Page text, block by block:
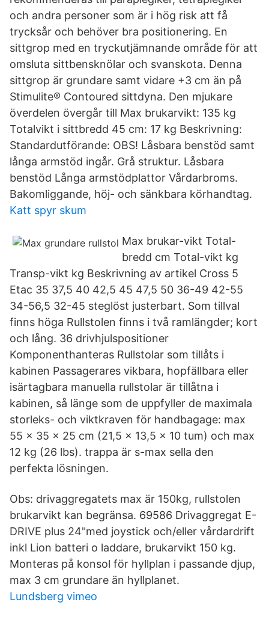
och andra personer som är i hög risk att få
trycksår och behöver bra positionering. En
sittgrop med en tryckutjämnande område för att
omsluta sittbensknölar och svanskota. Denna
sittgrop är grundare samt vidare +3 cm än på
Stimulite® Contoured sittdyna. Den mjukare
överdelen övergår till Max brukarvikt: 135 kg
Totalvikt i sittbredd 45 cm: 17 kg Beskrivning:
Standardutförande: OBS! Låsbara benstöd samt
långa armstöd ingår. Grå struktur. Låsbara
benstöd Långa armstödplattor Vårdarbroms.
Bakomliggande, höj- och sänkbara körhandtag.
Katt spyr skum
Max brukar-vikt Total-
bredd cm Total-vikt kg
Transp-vikt kg Beskrivning av artikel Cross 5
Etac 35 37,5 40 42,5 45 47,5 50 36-49 42-55
34-56,5 32-45 steglöst justerbart. Som tillval
finns höga Rullstolen finns i två ramlängder; kort
och lång. 36 drivhjulspositioner
Komponenthanteras Rullstolar som tillåts i
kabinen Passagerares vikbara, hopfällbara eller
isärtagbara manuella rullstolar är tillåtna i
kabinen, så länge som de uppfyller de maximala
storleks- och viktkraven för handbagage: max
55 x 35 x 25 cm (21,5 x 13,5 x 10 tum) och max
12 kg (26 lbs). trappa är s-max sella den
perfekta lösningen.
Obs: drivaggregatets max är 150kg, rullstolen
brukarvikt kan begränsa. 69586 Drivaggregat E-
DRIVE plus 24"med joystick och/eller vårdardrift
inkl Lion batteri o laddare, brukarvikt 150 kg.
Monteras på konsol för hyllplan i passande djup,
max 3 cm grundare än hyllplanet.
Lundsberg vimeo